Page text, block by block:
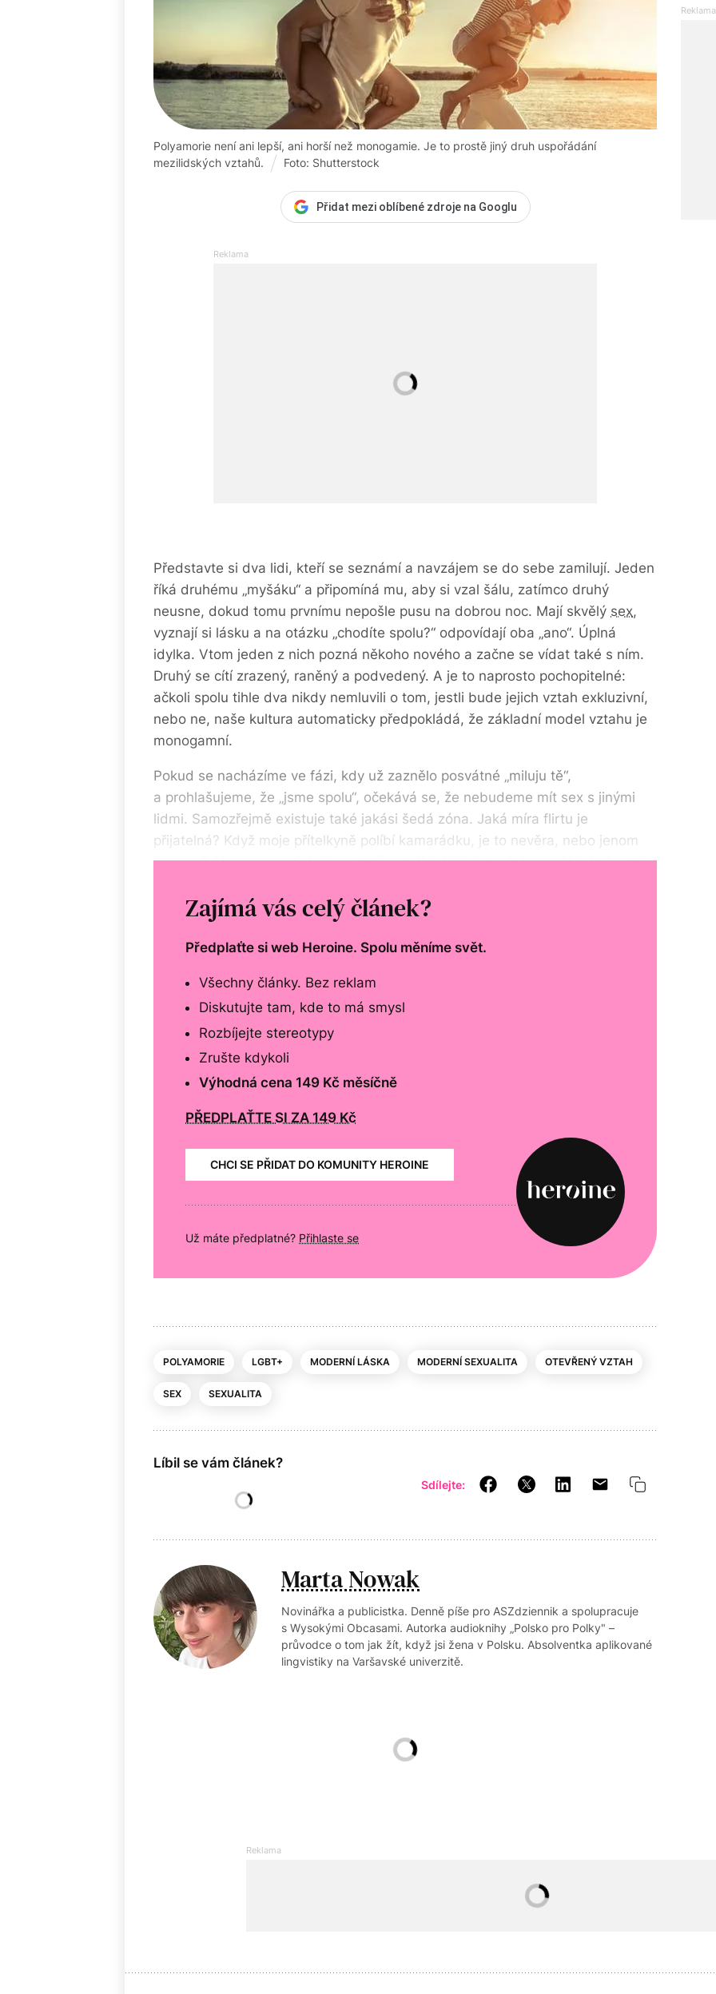
Polyamorie není ani lepší, ani horší než monogamie. Je to prostě jiný druh uspořádání
mezilidských vztahů.
Foto: Shutterstock
Přidat mezi oblíbené zdroje na Googlu
Představte si dva lidi, kteří se seznámí a navzájem se do sebe zamilují. Jeden
říká druhému „myšáku“ a připomíná mu, aby si vzal šálu, zatímco druhý
neusne, dokud tomu prvnímu nepošle pusu na dobrou noc. Mají skvělý sex,
vyznají si lásku a na otázku „chodíte spolu?“ odpovídají oba „ano“. Úplná
idylka. Vtom jeden z nich pozná někoho nového a začne se vídat také s ním.
Druhý se cítí zrazený, raněný a podvedený. A je to naprosto pochopitelné:
ačkoli spolu tihle dva nikdy nemluvili o tom, jestli bude jejich vztah exkluzivní,
nebo ne, naše kultura automaticky předpokládá, že základní model vztahu je
monogamní.
Pokud se nacházíme ve fázi, kdy už zaznělo posvátné „miluju tě“,
a prohlašujeme, že „jsme spolu“, očekává se, že nebudeme mít sex s jinými
lidmi. Samozřejmě existuje také jakási šedá zóna. Jaká míra flirtu je
přijatelná? Když moje přítelkyně políbí kamarádku, je to nevěra, nebo jenom
legrace? Absence erotických vztahů s dalšími lidmi je však v naší kultuře stále
Zajímá vás celý článek?
Předplaťte si web Heroine. Spolu měníme svět.
Všechny články. Bez reklam
Diskutujte tam, kde to má smysl
Rozbíjejte stereotypy
Zrušte kdykoli
Výhodná cena 149 Kč měsíčně
PŘEDPLAŤTE SI ZA 149 Kč
CHCI SE PŘIDAT DO KOMUNITY HEROINE
Už máte předplatné? Přihlaste se
POLYAMORIE LGBT+ MODERNÍ LÁSKA MODERNÍ SEXUALITA OTEVŘENÝ VZTAH
SEX SEXUALITA
Líbil se vám článek?
Sdílejte:
Marta Nowak
Novinářka a publicistka. Denně píše pro ASZdziennik a spolupracuje
s Wysokými Obcasami. Autorka audioknihy „Polsko pro Polky" –
průvodce o tom jak žít, když jsi žena v Polsku. Absolventka aplikované
lingvistiky na Varšavské univerzitě.